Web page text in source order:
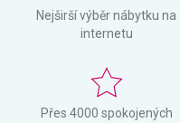
Nejširší výběr nábytku na
internetu
Přes 4000 spokojených